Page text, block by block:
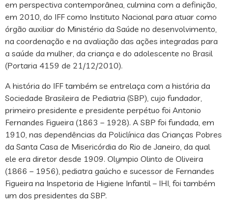
em perspectiva contemporânea, culmina com a definição,
em 2010, do IFF como Instituto Nacional para atuar como
órgão auxiliar do Ministério da Saúde no desenvolvimento,
na coordenação e na avaliação das ações integradas para
a saúde da mulher, da criança e do adolescente no Brasil
(Portaria 4159 de 21/12/2010).
A história do IFF também se entrelaça com a história da
Sociedade Brasileira de Pediatria (SBP), cujo fundador,
primeiro presidente e presidente perpétuo foi Antonio
Fernandes Figueira (1863 – 1928). A SBP foi fundada, em
1910, nas dependências da Policlínica das Crianças Pobres
da Santa Casa de Misericórdia do Rio de Janeiro, da qual
ele era diretor desde 1909. Olympio Olinto de Oliveira
(1866 – 1956), pediatra gaúcho e sucessor de Fernandes
Figueira na Inspetoria de Higiene Infantil – IHI, foi também
um dos presidentes da SBP.